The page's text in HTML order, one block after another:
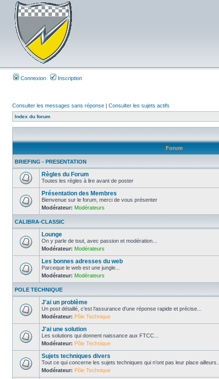
Connexion Inscription
Consulter les messages sans réponse | Consulter les sujets actifs
Index du forum
Forum
BRIEFING - PRESENTATION
Règles du Forum
Toutes les règles à lire avant de poster
Présentation des Membres
Bienvenue sur le forum, merci de vous présenter
Modérateur: Modérateurs
CALIBRA-CLASSIC
Lounge
On y parle de tout, avec passion et modération...
Modérateur: Modérateurs
Les bonnes adresses du web
Parceque le web est une jungle...
Modérateur: Modérateurs
POLE TECHNIQUE
J'ai un problème
Un post détaillé, c'est l'assurance d'une réponse rapide et précise...
Modérateur: Pôle Technique
J'ai une solution
Les solutions qui donnent naissance aux FTCC...
Modérateur: Pôle Technique
Sujets techniques divers
Tout ce qui concerne les sujets techniques qui n'ont pas leur place
Modérateur: Pôle Technique